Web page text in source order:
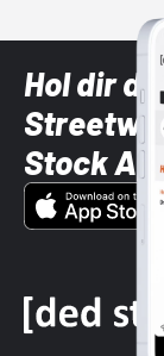
Hol dir
Stock